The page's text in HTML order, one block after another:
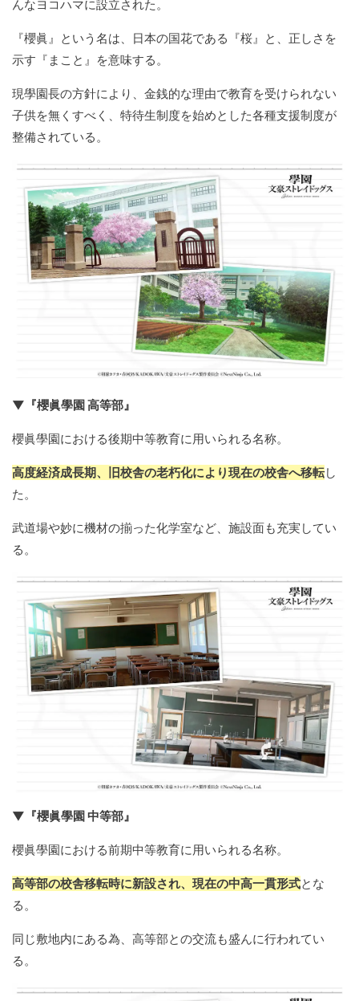
んなヨコハマに設立された。
『櫻眞』という名は、日本の国花である『桜』と、正しさを
示す『まこと』を意味する。
現學園長の方針により、金銭的な理由で教育を受けられない
子供を無くすべく、特待生制度を始めとした各種支援制度が
整備されている。
▼『櫻眞學園 高等部』
櫻眞學園における後期中等教育に用いられる名称。
高度経済成長期、旧校舎の老朽化により現在の校舎へ移転し
た。
武道場や妙に機材の揃った化学室など、施設面も充実してい
る。
▼『櫻眞學園 中等部』
櫻眞學園における前期中等教育に用いられる名称。
高等部の校舎移転時に新設され、現在の中高一貫形式とな
る。
同じ敷地内にある為、高等部との交流も盛んに行われてい
る。